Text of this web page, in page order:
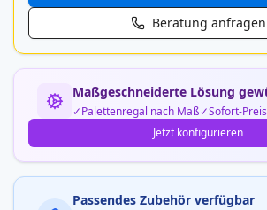
Beratung anfragen
Maßgeschneiderte Lösung
Palettenregal nach Maß Sofort-Preis
Jetzt konfigurieren
Passendes Zubehör verfügbar